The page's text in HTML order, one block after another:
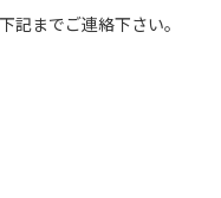
記までご連絡下さい。